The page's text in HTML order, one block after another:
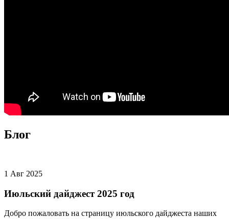
Блог
1 Авг 2025
Июльский дайджест 2025 год
Добро пожаловать на страницу июльского дайджеста наших